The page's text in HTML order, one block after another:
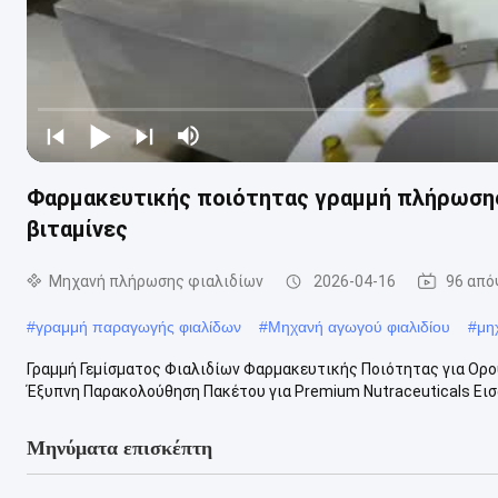
Φαρμακευτικής ποιότητας γραμμή
βιταμίνες
Μηχανή πλήρωσης φιαλιδίων 2026-04-16 96
#γραμμή παραγωγής φιαλίδων #Μηχανή αγωγού φιαλιδίου #
Γραμμή Γεμίσματος Φιαλιδίων Φαρμακευτικής Ποιότητας για
Έξυπνη Παρακολούθηση Πακέτου για Premium Nutraceuticals
Μηνύματα επισκέπτη